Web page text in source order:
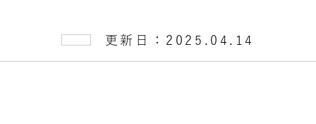
更新日：2025.04.14